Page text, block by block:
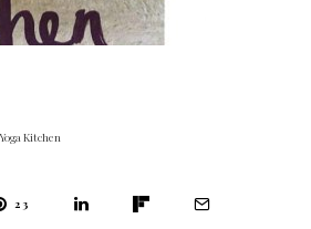
Yoga Kitchen
23